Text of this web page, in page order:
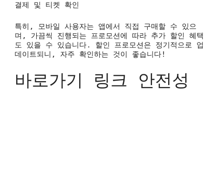
결제 및 티켓 확인
특히, 모바일 사용자는 앱에서 직접 구매할 수 있으
며, 가끔씩 진행되는 프로모션에 따라 추가 할인 혜택
도 있을 수 있습니다. 할인 프로모션은 정기적으로 업
데이트되니, 자주 확인하는 것이 좋습니다!
바로가기 링크 안전성